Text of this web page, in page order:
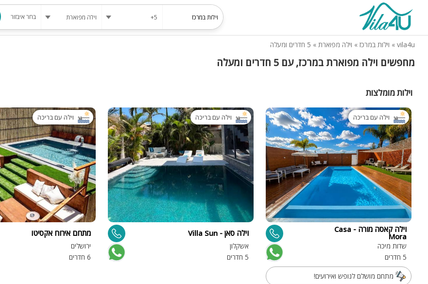
בחר איבזור
פינת
להשכרה
סאונה
קריוקי
גקוזי
שולחן
vila4u
» וילות במרכז » וילה מפוארת » 5 חדרים ומעלה
מחפשים וילה מפוארת במרכז, עם 5 חדרים ומעלה
וילות מומלצות
וילה עם בריכה
וילה קאסה מורה - Casa
Mora
שדות מיכה
5 חדרים
מתחם מושלם לנופש ואירועים!
וילה עם בריכה
וילה סאן - Villa Sun
אשקלון
5 חדרים
וילה עם בריכה
מתחם אירוח אקסיטו
ירושלים
6 חדרים